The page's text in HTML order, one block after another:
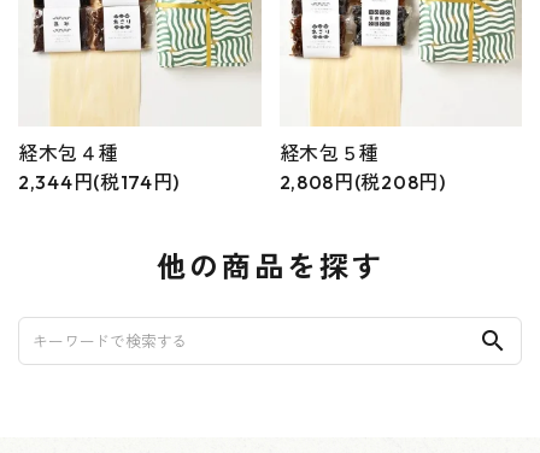
経木包４種
2,344円(税174円)
経木包５種
2,808円(税208円)
他の商品を探す
search